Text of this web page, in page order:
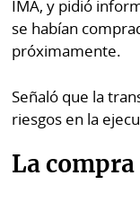
IMA, y pidió
se habían
próximamente.
Señaló que la
riesgos en la
La compra